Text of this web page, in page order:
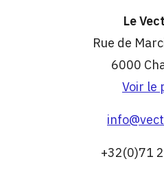
Le
Rue de
6000
Voir le
+32(0)71